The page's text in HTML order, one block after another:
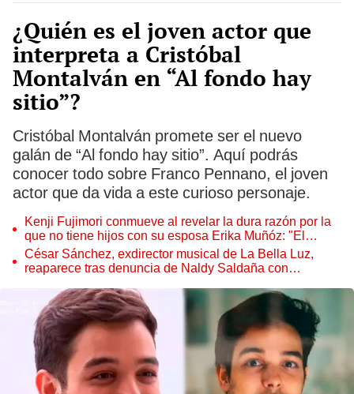
¿Quién es el joven actor que
interpreta a Cristóbal
Montalván en “Al fondo hay
sitio”?
Cristóbal Montalván promete ser el nuevo
galán de “Al fondo hay sitio”. Aquí podrás
conocer todo sobre Franco Pennano, el joven
actor que da vida a este curioso personaje.
Kenji Fujimori conmueve al revelar la dura razón por la
que no tiene hijos con su esposa Erika Muñóz: "El
proceso judicial"
César Sánchez, exdirector musical de La Bella Luz,
reaparece tras denuncia de Naldy Saldaña con